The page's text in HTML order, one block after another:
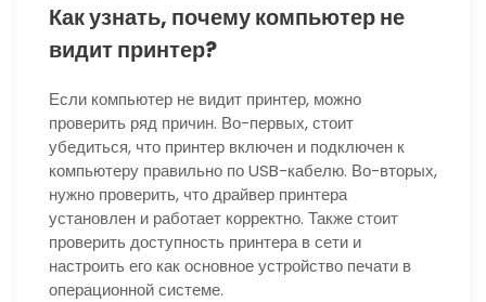
Как узнать, почему компьютер не
видит принтер?
Если компьютер не видит принтер, можно
проверить ряд причин. Во-первых, стоит
убедиться, что принтер включен и подключен к
компьютеру правильно по USB-кабелю. Во-вторых,
нужно проверить, что драйвер принтера
установлен и работает корректно. Также стоит
проверить доступность принтера в сети и
настроить его как основное устройство печати в
операционной системе.